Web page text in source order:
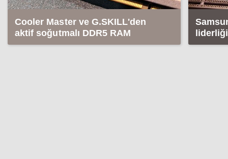
Cooler Master ve G.SKILL'den
aktif soğutmalı DDR5 RAM